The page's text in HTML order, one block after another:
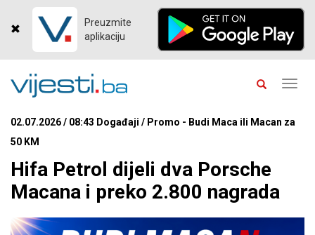
Preuzmite
aplikaciju
02.07.2026 / 08:43 Događaji / Promo - Budi Maca ili Macan za
50 KM
Hifa Petrol dijeli dva Porsche
Macana i preko 2.800 nagrada